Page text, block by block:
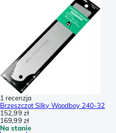
1 recenzja
Brzeszczot Silky Woodboy 240-32
152,99 zł
169,99 zł
Na stanie